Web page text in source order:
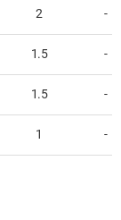
2 -
1.5 -
1.5 -
1 -